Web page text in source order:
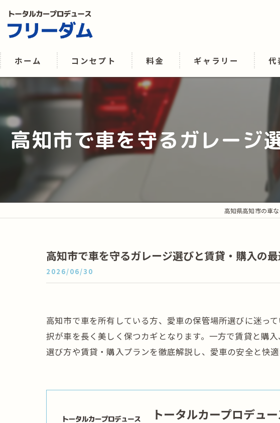
ホーム コンセプト 料金 ギャラリー 代
高知市で車を守るガレージ
高知県高知市の車
高知市で車を守るガレージ選びと賃貸・購入の
2026/06/30
高知市で車を所有している方、愛車の保管場所選びに迷っ
択が車を長く美しく保つカギとなります。一方で賃貸と購
選び方や賃貸・購入プランを徹底解説し、愛車の安全と快
トータルカープロデュ